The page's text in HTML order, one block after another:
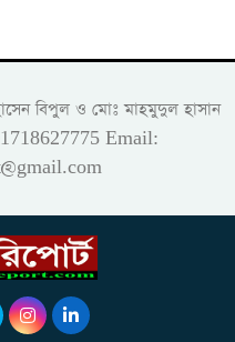
বিপুল ও মোঃ মাহমুদুল হাসান
Email: